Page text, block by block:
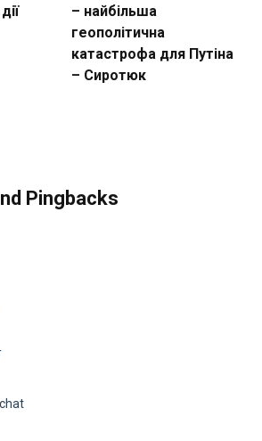
– найбільша
геополітична
катастрофа для Путіна
– Сиротюк
Pingbacks